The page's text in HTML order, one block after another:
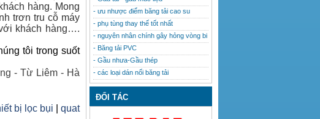
hàng. Mong
trơn tru cỗ máy
khách hàng….
tôi trong suốt
- Từ Liêm - Hà
bị lọc bụi
quat
- ưu nhược điểm băng tải cao su
- phụ tùng thay thế tốt nhất
- nguyên nhân chính gây hỏng vòng bi
- Băng tải PVC
- Gầu nhưa-Gầu thép
- các loại dán nối băng tải
ĐỐI TÁC